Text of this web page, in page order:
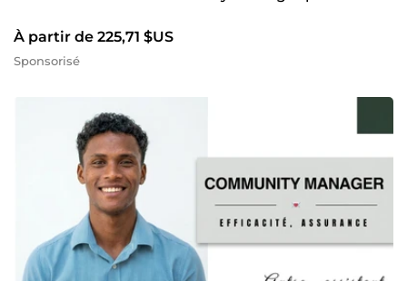
À partir de 225,71 $US
Sponsorisé